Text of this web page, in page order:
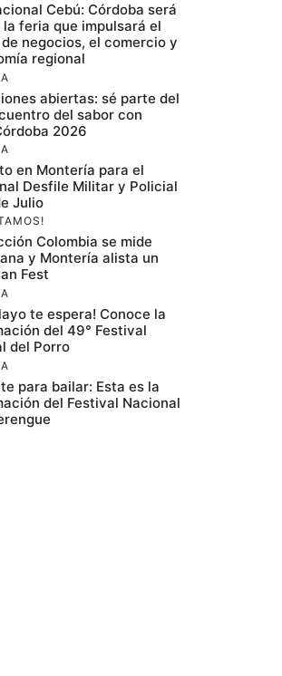
Cebú: Córdoba será
la feria que impulsará el
negocios, el comercio y
regional
abiertas: sé parte del
del sabor con
2026
en Montería para el
Desfile Militar y Policial
Julio
Colombia se mide
y Montería alista un
Fest
te espera! Conoce la
del 49° Festival
del Porro
para bailar: Esta es la
del Festival Nacional